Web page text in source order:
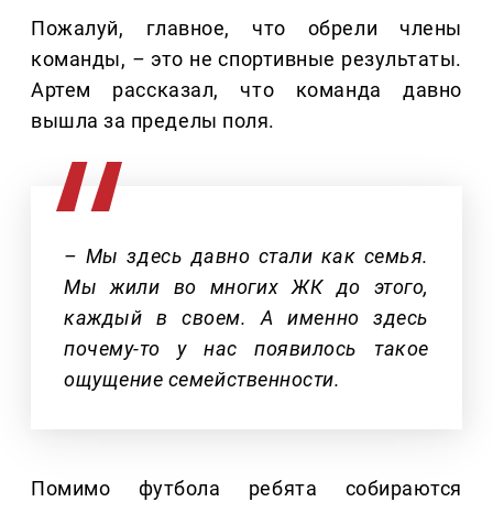
Пожалуй, главное, что обрели члены
команды, – это не спортивные результаты.
Артем рассказал, что команда давно
вышла за пределы поля.
– Мы здесь давно стали как семья.
Мы жили во многих ЖК до этого,
каждый в своем. А именно здесь
почему-то у нас появилось такое
ощущение семейственности.
Помимо футбола ребята собираются